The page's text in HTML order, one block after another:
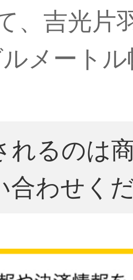
、吉光片
メート
れるのは
合わせく